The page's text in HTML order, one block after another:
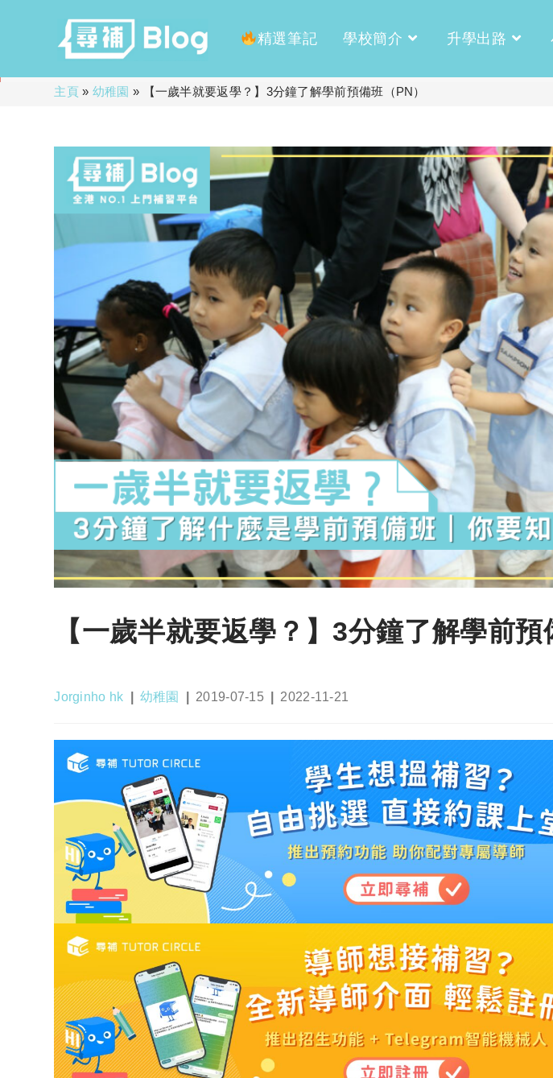
精選筆記 學校簡介 升學出路
主頁» 幼稚園 » 【一歲半就要返學？】3分鐘了解學前預備班（PN）
【一歲半就要返學？】3分鐘了解學前預
Post
Jorginho hk
Post
幼稚園
Post
2019-07-15
Post
2022-11-21